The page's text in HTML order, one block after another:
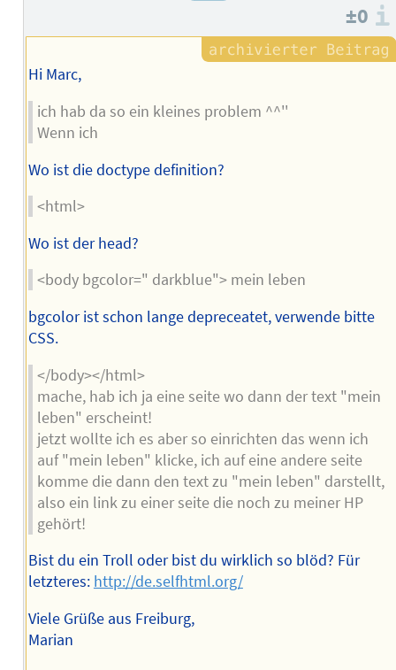
±0
Hi Marc,
ich hab da so ein kleines problem ^^''
Wenn ich
Wo ist die doctype definition?
<html>
Wo ist der head?
<body bgcolor=" darkblue"> mein leben
bgcolor ist schon lange depreceatet, verwende bitte
CSS.
</body></html>
mache, hab ich ja eine seite wo dann der text "mein
leben" erscheint!
jetzt wollte ich es aber so einrichten das wenn ich
auf "mein leben" klicke, ich auf eine andere seite
komme die dann den text zu "mein leben" darstellt,
also ein link zu einer seite die noch zu meiner HP
gehört!
Bist du ein Troll oder bist du wirklich so blöd? Für
letzteres: http://de.selfhtml.org/
Viele Grüße aus Freiburg,
Marian